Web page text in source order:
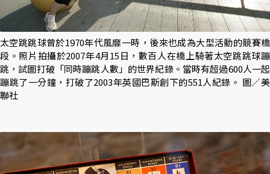
太空跳跳球曾於1970年代風靡一時，後來也成為大型活動的競賽橋
段。照片拍攝於2007年4月15日，數百人在橋上騎著太空跳跳球蹦
跳，試圖打破「同時蹦跳人數」的世界紀錄。當時有超過600人一起
蹦跳了一分鐘，打破了2003年英國巴斯創下的551人紀錄。 圖／美
聯社